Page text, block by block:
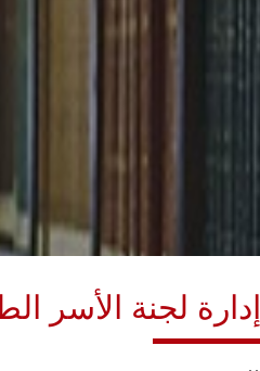
إدارة لجنة الأسر